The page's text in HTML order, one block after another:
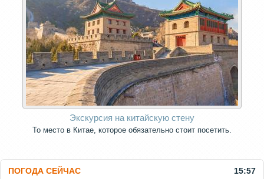
Экскурсия на китайскую стену
То место в Китае, которое обязательно стоит посетить.
ПОГОДА СЕЙЧАС 15:57